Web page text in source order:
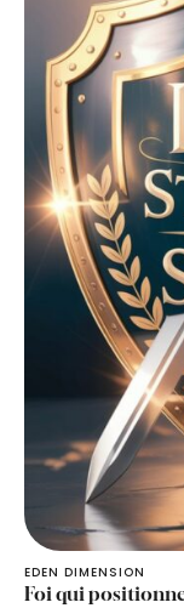
EDEN DIMENSION
Foi qui